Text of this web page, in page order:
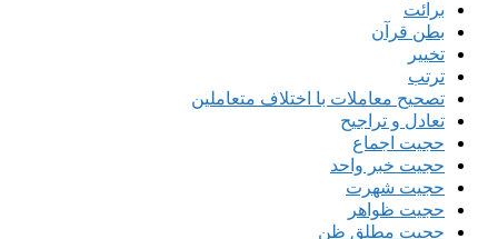
برائت
بطن قرآن
تخییر
ترتب
تصحیح معاملات با اختلاف متعاملین
تعادل و تراجیح
حجیت اجماع
حجیت خبر واحد
حجیت شهرت
حجیت ظواهر
حجیت مطلق ظن